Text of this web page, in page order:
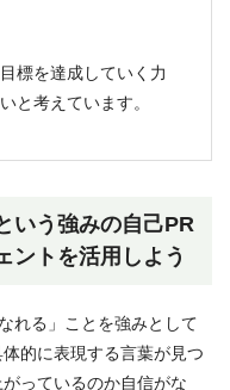
標を達成していく力
と考えています。
いう強みの自己PR
ントを活用しよう
れる」ことを強みとして
的に表現する言葉が見つ
っているのか自信がな